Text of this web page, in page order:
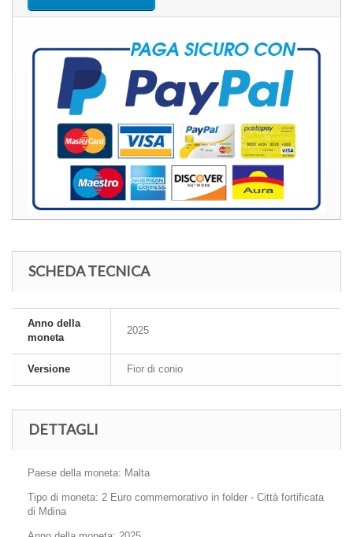
SCHEDA TECNICA
Anno della
moneta
2025
Versione Fior di conio
DETTAGLI
Paese della moneta: Malta
Tipo di moneta: 2 Euro commemorativo in folder - Città fortificata
di Mdina